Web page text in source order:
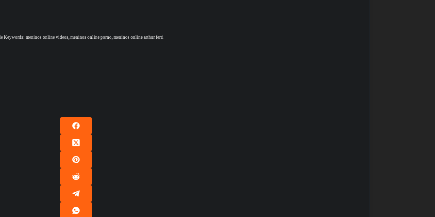
Keywords: meninos online videos, meninos online porno, meninos online arthur ferri